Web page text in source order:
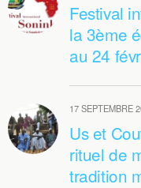
Festival
la 3ème
au 24
17 SEPTEMBRE
Us et
rituel de
tradition